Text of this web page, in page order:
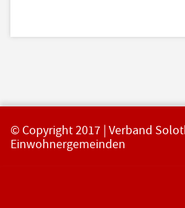
© Copyright 2017 | Verband
Einwohnergemeinden